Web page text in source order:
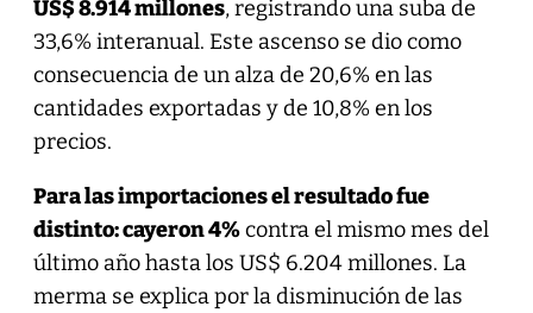
US$ 8.914 millones, registrando una suba de
33,6% interanual. Este ascenso se dio como
consecuencia de un alza de 20,6% en las
cantidades exportadas y de 10,8% en los
precios.
Para las importaciones el resultado fue
distinto: cayeron 4%contra el mismo mes del
último año hasta los US$ 6.204 millones. La
merma se explica por la disminución de las